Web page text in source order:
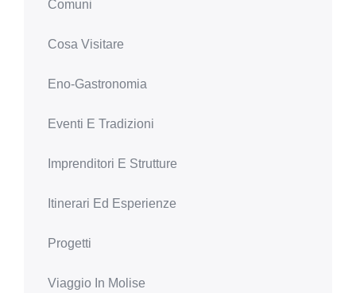
Comuni
Cosa Visitare
Eno-Gastronomia
Eventi E Tradizioni
Imprenditori E Strutture
Itinerari Ed Esperienze
Progetti
Viaggio In Molise